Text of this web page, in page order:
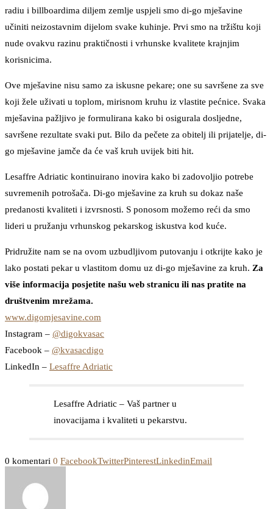
radiu i billboardima diljem zemlje uspjeli smo di-go mješavine
učiniti neizostavnim dijelom svake kuhinje. Prvi smo na tržištu koji
nude ovakvu razinu praktičnosti i vrhunske kvalitete krajnjim
korisnicima.
Ove mješavine nisu samo za iskusne pekare; one su savršene za sve
koji žele uživati u toplom, mirisnom kruhu iz vlastite pećnice. Svaka
mješavina pažljivo je formulirana kako bi osigurala dosljedne,
savršene rezultate svaki put. Bilo da pečete za obitelj ili prijatelje, di-
go mješavine jamče da će vaš kruh uvijek biti hit.
Lesaffre Adriatic kontinuirano inovira kako bi zadovoljio potrebe
suvremenih potrošača. Di-go mješavine za kruh su dokaz naše
predanosti kvaliteti i izvrsnosti. S ponosom možemo reći da smo
lideri u pružanju vrhunskog pekarskog iskustva kod kuće.
Pridružite nam se na ovom uzbudljivom putovanju i otkrijte kako je
lako postati pekar u vlastitom domu uz di-go mješavine za kruh. Za
više informacija posjetite našu web stranicu ili nas pratite na
društvenim mrežama.
www.digomjesavine.com
Instagram – @digokvasac
Facebook – @kvasacdigo
LinkedIn – Lesaffre Adriatic
Lesaffre Adriatic – Vaš partner u
inovacijama i kvaliteti u pekarstvu.
0 komentari 0 FacebookTwitterPinterestLinkedinEmail